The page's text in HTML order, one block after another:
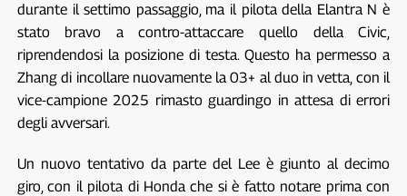
durante il settimo passaggio, ma il pilota della Elantra N è
stato bravo a contro-attaccare quello della Civic,
riprendendosi la posizione di testa. Questo ha permesso a
Zhang di incollare nuovamente la 03+ al duo in vetta, con il
vice-campione 2025 rimasto guardingo in attesa di errori
degli avversari.
Un nuovo tentativo da parte del Lee è giunto al decimo
giro, con il pilota di Honda che si è fatto notare prima con